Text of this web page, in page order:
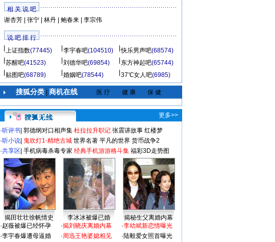
相 关 说 吧
谢杏芳| 张宁| 林丹| 鲍春来| 李宗伟
说 吧 排 行
上证指数(77445) 李宇春吧(104510) 快乐男声吧(68574)
苏醒吧(41523) 刘德华吧(69854) 东方神起吧(65744)
贴图吧(68789) 婚姻吧(78544) 37℃女人吧(6985)
搜狐分类| 商机在线 医 疗 健 康 保 健
更多>>
·听评书 郭德纲对口相声集 杜拉拉升职记 张震讲故事 红楼梦
·听小说 鬼吹灯1-精绝古城 世界名著 平凡的世界 货币战争2
·共享区 手机病毒杀毒专家 经典手机游游格斗集 福彩3D走势图
揭田壮壮徐帆情史 李冰冰被爆已婚
揭秘生父离婚内幕
·赵薇被爆已经怀孕
·李宇春爆遭母逼婚
·揭刘晓庆离婚内幕
·周迅王艳婆媳相见
·李幼斌新恋情曝光
·陆毅爱女照首曝光